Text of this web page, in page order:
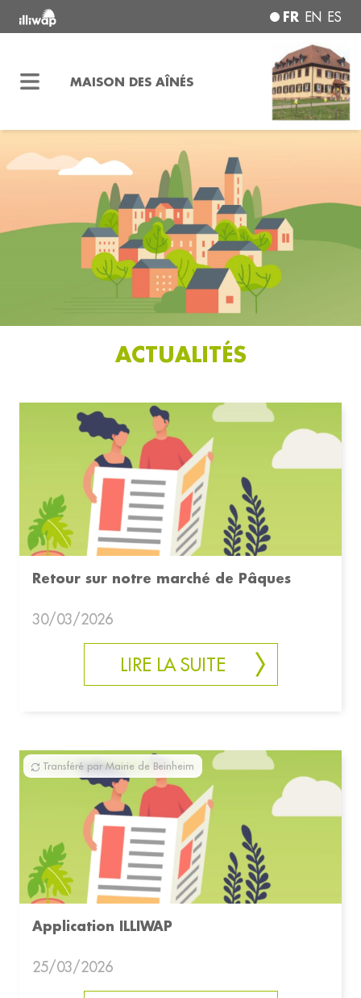
FR EN ES
MAISON DES AÎNÉS
ACTUALITÉS
Retour sur notre marché de Pâques
30/03/2026
LIRE LA SUITE
Transféré par Mairie de Beinheim
Application ILLIWAP
25/03/2026